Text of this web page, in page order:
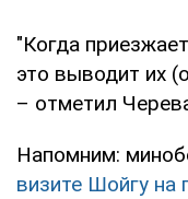
"Когда
это выводит их
– отметил
Напомним:
визите Шойгу